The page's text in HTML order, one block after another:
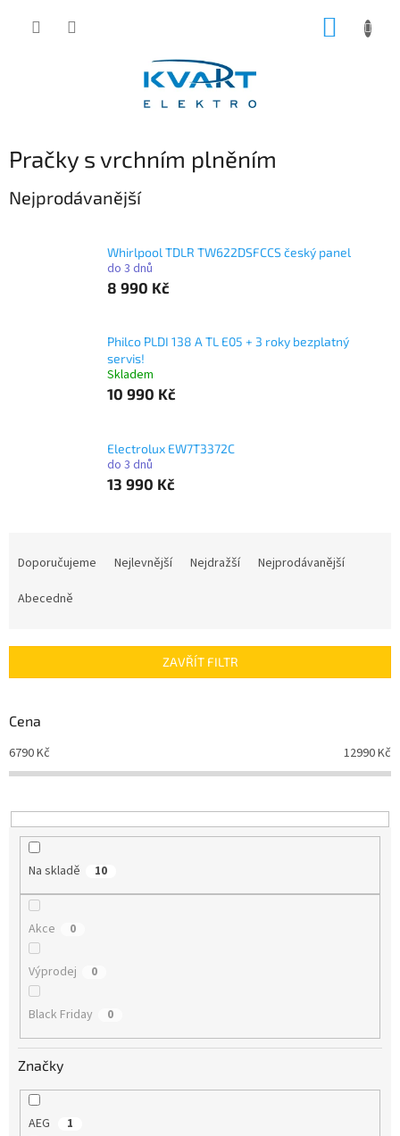
Pračky s vrchním plněním
Nejprodávanější
Whirlpool TDLR TW622DSFCCS český panel
do 3 dnů
8 990 Kč
Philco PLDI 138 A TL E05 + 3 roky bezplatný
servis!
Skladem
10 990 Kč
Electrolux EW7T3372C
do 3 dnů
13 990 Kč
r
d
k
t
Doporučujeme Nejlevnější Nejdražší
Nejprodávanější
Abecedně
ZAVŘÍT FILTR
Cena
6790Kč 12990Kč
Na skladě 10
Akce 0
Výprodej 0
Black Friday 0
Značky
AEG 1